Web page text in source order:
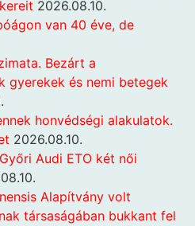
2026.08.10.
van 40 éve, de
Bezárt a
gyerekek és nemi betegek
honvédségi alakulatok.
2026.08.10.
Audi ETO két női
Alapítvány volt
társaságában bukkant fel